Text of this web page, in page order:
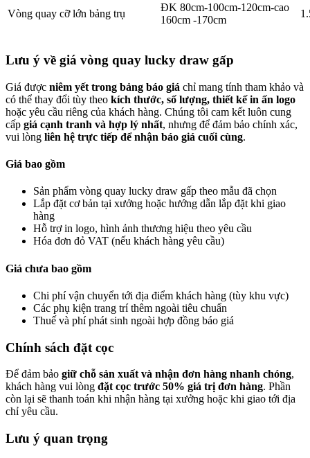
Vòng quay cỡ lớn bảng trụ
ĐK 80cm-100cm-120cm-cao
160cm -170cm
Lưu ý về giá vòng quay lucky draw gấp
Giá được niêm yết trong bảng báo giá chỉ mang tính tham khảo và
có thể thay đổi tùy theo kích thước, số lượng, thiết kế in ấn logo
hoặc yêu cầu riêng của khách hàng. Chúng tôi cam kết luôn cung
cấp giá cạnh tranh và hợp lý nhất, nhưng để đảm bảo chính xác,
vui lòng liên hệ trực tiếp để nhận báo giá cuối cùng.
Giá bao gồm
Sản phẩm vòng quay lucky draw gấp theo mẫu đã chọn
Lắp đặt cơ bản tại xưởng hoặc hướng dẫn lắp đặt khi giao
hàng
Hỗ trợ in logo, hình ảnh thương hiệu theo yêu cầu
Hóa đơn đỏ VAT (nếu khách hàng yêu cầu)
Giá chưa bao gồm
Chi phí vận chuyển tới địa điểm khách hàng (tùy khu vực)
Các phụ kiện trang trí thêm ngoài tiêu chuẩn
Thuế và phí phát sinh ngoài hợp đồng báo giá
Chính sách đặt cọc
Để đảm bảo giữ chỗ sản xuất và nhận đơn hàng nhanh chóng,
khách hàng vui lòng đặt cọc trước 50% giá trị đơn hàng. Phần
còn lại sẽ thanh toán khi nhận hàng tại xưởng hoặc khi giao tới địa
chỉ yêu cầu.
Lưu ý quan trọng